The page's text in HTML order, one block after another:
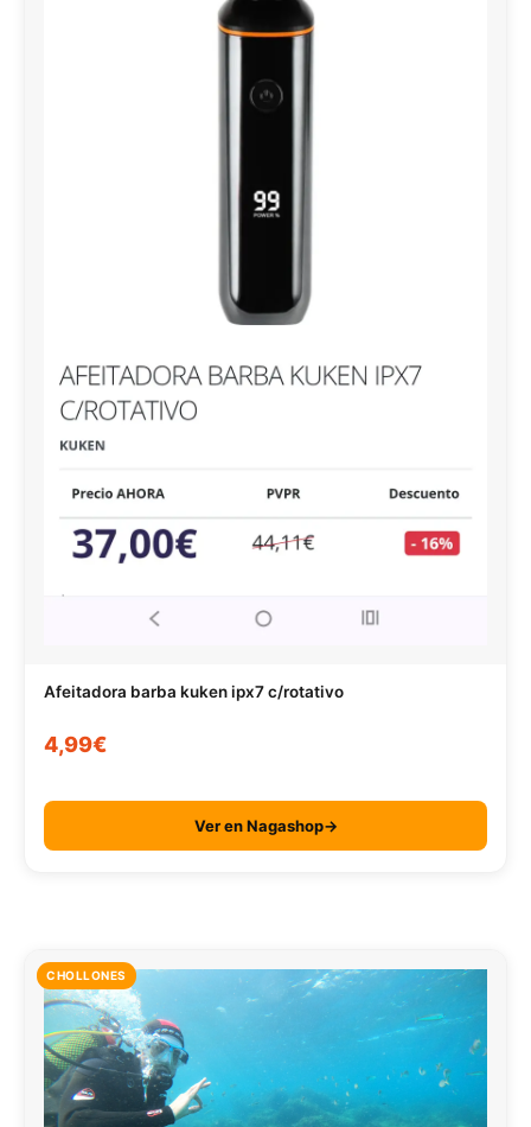
Afeitadora barba kuken ipx7 c/rotativo
4,99€
Ver en Nagashop→
CHOLLONES